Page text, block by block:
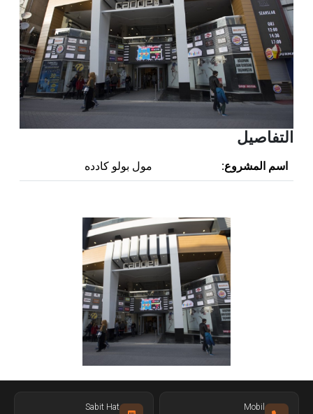
التفاصيل
اسم المشروع: مول بولو كادده
Mobil
Sabit Hat